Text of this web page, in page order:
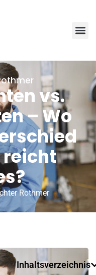
vs.
– Wo
reicht
Rothmer
Inhaltsverzeichnis